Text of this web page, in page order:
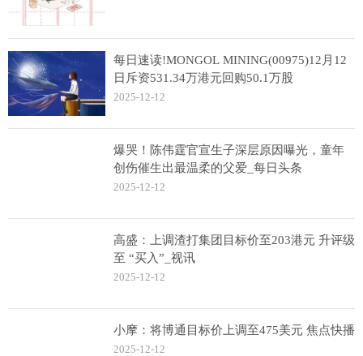
每日速读!MONGOL MINING(00975)12月12
日斥资531.34万港元回购50.1万股
2025-12-12
爆哭！陈伟霆官宣生子深层原因曝光，童年
创伤催生出最温柔的父爱_每日头条
2025-12-12
高盛：上调渣打集团目标价至203港元 升评级
至 “买入”_视讯
2025-12-12
小摩：将博通目标价上调至475美元 焦点快播
2025-12-12